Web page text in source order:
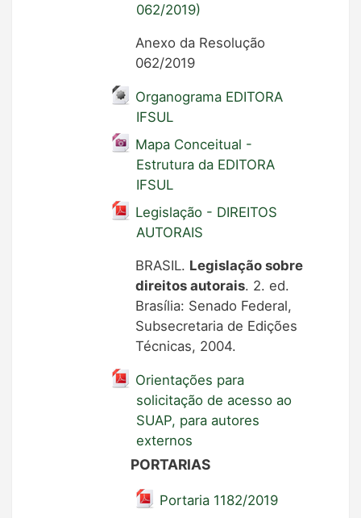
062/2019)
Anexo da Resolução
062/2019
Organograma EDITORA
IFSUL
Mapa Conceitual -
Estrutura da EDITORA
IFSUL
Legislação - DIREITOS
AUTORAIS
BRASIL. Legislação sobre
direitos autorais. 2. ed.
Brasília: Senado Federal,
Subsecretaria de Edições
Técnicas, 2004.
Orientações para
solicitação de acesso ao
SUAP, para autores
externos
PORTARIAS
Portaria 1182/2019